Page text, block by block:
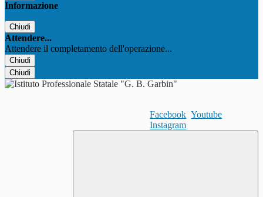
Informazione
Chiudi
Attendere...
Attendere il completamento dell'operazione...
Chiudi
Chiudi
Facebook Youtube
Instagram